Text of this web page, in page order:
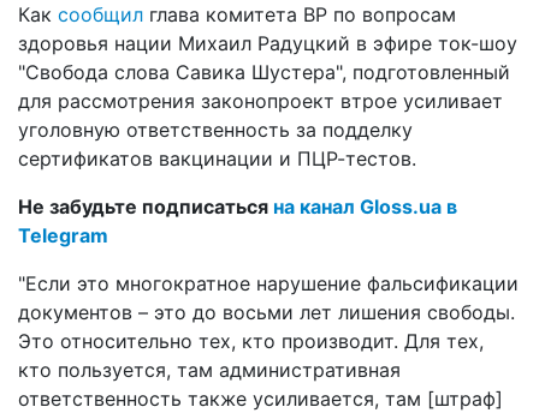
Как сообщил глава комитета ВР по вопросам
здоровья нации Михаил Радуцкий в эфире ток-шоу
"Свобода слова Савика Шустера", подготовленный
для рассмотрения законопроект втрое усиливает
уголовную ответственность за подделку
сертификатов вакцинации и ПЦР-тестов.
Не забудьте подписаться на канал Gloss.ua в
Telegram
"Если это многократное нарушение фальсификации
документов – это до восьми лет лишения свободы.
Это относительно тех, кто производит. Для тех,
кто пользуется, там административная
ответственность также усиливается, там [штраф]